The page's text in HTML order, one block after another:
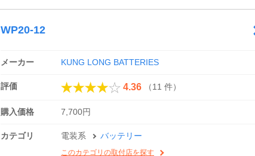
WP20-12
メーカー KUNG LONG BATTERIES
評価 4.36 （11 件）
購入価格 7,700円
カテゴリ 電装系 バッテリー
このカテゴリの取付店を探す